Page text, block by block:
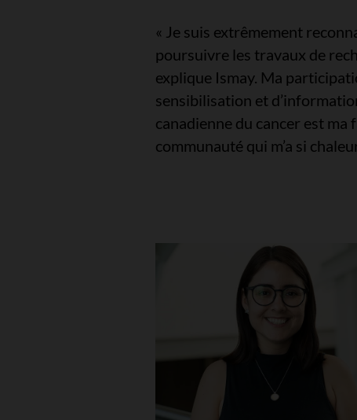
« Je suis extrêmement
poursuivre les travaux de
explique Ismay. Ma
sensibilisation et
canadienne du cancer est ma
communauté qui m’a si